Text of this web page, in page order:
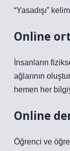
“Yasadışı”
Online
İnsanların
ağlarının
hemen her
Online
Öğrenci ve